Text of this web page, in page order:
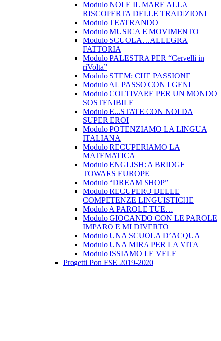
Modulo NOI E IL MARE ALLA
RISCOPERTA DELLE TRADIZIONI
Modulo TEATRANDO
Modulo MUSICA E MOVIMENTO
Modulo SCUOLA…ALLEGRA
FATTORIA
Modulo PALESTRA PER “Cervelli in
riVolta”
Modulo STEM: CHE PASSIONE
Modulo AL PASSO CON I GENI
Modulo COLTIVARE PER UN MONDO
SOSTENIBILE
Modulo E...STATE CON NOI DA
SUPER EROI
Modulo POTENZIAMO LA LINGUA
ITALIANA
Modulo RECUPERIAMO LA
MATEMATICA
Modulo ENGLISH: A BRIDGE
TOWARS EUROPE
Modulo “DREAM SHOP”
Modulo RECUPERO DELLE
COMPETENZE LINGUISTICHE
Modulo A PAROLE TUE…
Modulo GIOCANDO CON LE PAROLE
IMPARO E MI DIVERTO
Modulo UNA SCUOLA D’ACQUA
Modulo UNA MIRA PER LA VITA
Modulo ISSIAMO LE VELE
Progetti Pon FSE 2019-2020